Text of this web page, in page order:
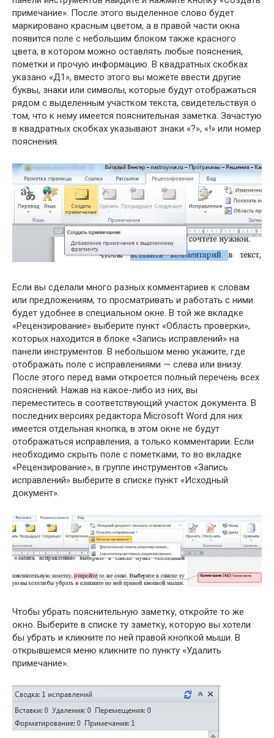
примечание». После этого выделенное слово будет
маркировано красным цветом, а в правой части окна
появится поле с небольшим блоком также красного
цвета, в котором можно оставлять любые пояснения,
пометки и прочую информацию. В квадратных скобках
указано «Д1», вместо этого вы можете ввести другие
буквы, знаки или символы, которые будут отображаться
рядом с выделенным участком текста, свидетельствуя о
том, что к нему имеется пояснительная заметка. Зачастую
в квадратных скобках указывают знаки «?», «!» или номер
пояснения.
Если вы сделали много разных комментариев к словам
или предложениям, то просматривать и работать с ними
будет удобнее в специальном окне. В той же вкладке
«Рецензирование» выберите пункт «Область проверки»,
которых находится в блоке «Запись исправлений» на
панели инструментов. В небольшом меню укажите, где
отображать поле с исправлениями — слева или внизу.
После этого перед вами откроется полный перечень всех
пояснений. Нажав на какое-либо из них, вы
переместитесь в соответствующий участок документа. В
последних версиях редактора Microsoft Word для них
имеется отдельная кнопка, в этом окне не будут
отображаться исправления, а только комментарии. Если
необходимо скрыть поле с пометками, то во вкладке
«Рецензирование», в группе инструментов «Запись
исправлений» выберите в списке пункт «Исходный
документ».
Чтобы убрать пояснительную заметку, откройте то же
окно. Выберите в списке ту заметку, которую вы хотели
бы убрать и кликните по ней правой кнопкой мыши. В
открывшемся меню кликните по пункту «Удалить
примечание».